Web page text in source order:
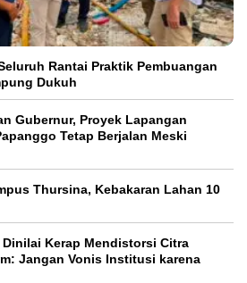
Rantai Praktik Pembuangan
Dukuh
Gubernur, Proyek Lapangan
Tetap Berjalan Meski
Thursina, Kebakaran Lahan 10
Kerap Mendistorsi Citra
Jangan Vonis Institusi karena